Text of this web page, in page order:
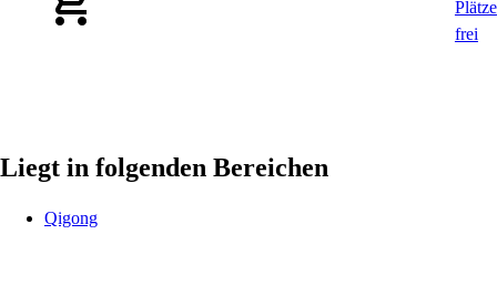
Liegt in folgenden Bereichen
Qigong